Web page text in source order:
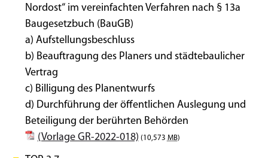
Nordost“ im vereinfachten Verfahren nach § 13a
Baugesetzbuch (BauGB)
a) Aufstellungsbeschluss
b) Beauftragung des Planers und städtebaulicher
Vertrag
c) Billigung des Planentwurfs
d) Durchführung der öffentlichen Auslegung und
Beteiligung der berührten Behörden
(Vorlage GR-2022-018) (10,573 MB)